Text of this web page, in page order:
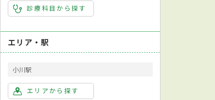
皮膚科 耳鼻咽喉科
診療科目から探す
エリア・駅
小川駅
エリアから探す